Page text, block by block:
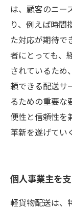
は、顧客のニー
り、例えば時間
た対応が期待で
者にとっても、
されているため
頼できる配送サ
るための重要な
便性と信頼性を
革新を遂げてい
個人事業主を
軽貨物配送は、